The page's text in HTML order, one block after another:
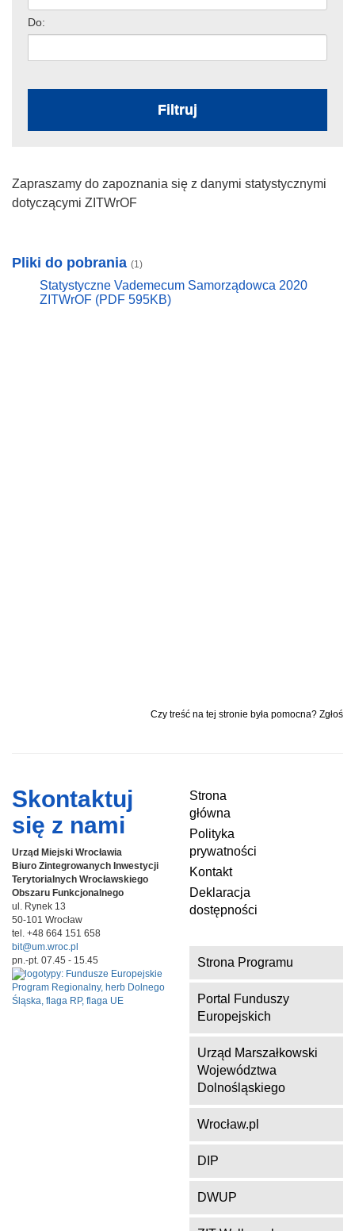
Do:
Filtruj
Zapraszamy do zapoznania się z danymi statystycznymi
dotyczącymi ZITWrOF
Pliki do pobrania (1)
Statystyczne Vademecum Samorządowca 2020
ZITWrOF (PDF 595KB)
Czy treść na tej stronie była pomocna? Zgłoś
Skontaktuj
się z nami
Urząd Miejski Wrocławia
Biuro Zintegrowanych Inwestycji
Terytorialnych Wrocławskiego
Obszaru Funkcjonalnego
ul. Rynek 13
50-101 Wrocław
tel. +48 664 151 658
bit@um.wroc.pl
pn.-pt. 07.45 - 15.45
Strona
główna
Polityka
prywatności
Kontakt
Deklaracja
dostępności
Strona Programu
Portal Funduszy
Europejskich
Urząd Marszałkowski
Województwa
Dolnośląskiego
Wrocław.pl
DIP
DWUP